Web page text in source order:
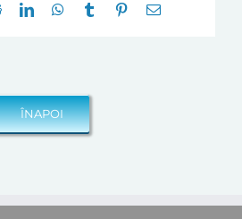
RedditLinkedInWhatsApp
Tumblr Pinterest
E-